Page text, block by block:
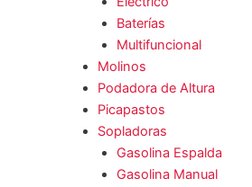
Baterías
Multifuncional
Molinos
Podadora de Altura
Picapastos
Sopladoras
Gasolina Espalda
Gasolina Manual